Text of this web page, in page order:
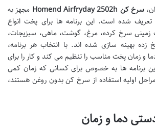
سرخ کن Homend Airfryday 2502h
مجهز به
تعریف شده است. این برنامه ها برای پخت انواع
زمینی سرخ کرده، مرغ، گوشت، ماهی، سبزیجات،
بهینه سازی شده اند. با انتخاب هر برنامه،
و زمان پخت مناسب را تنظیم می کند و کار را برای
برنامه ها به خصوص برای کسانی که زمان کمی
اولیه استفاده از سرخ کن بدون روغن هستند،
دما و زمان